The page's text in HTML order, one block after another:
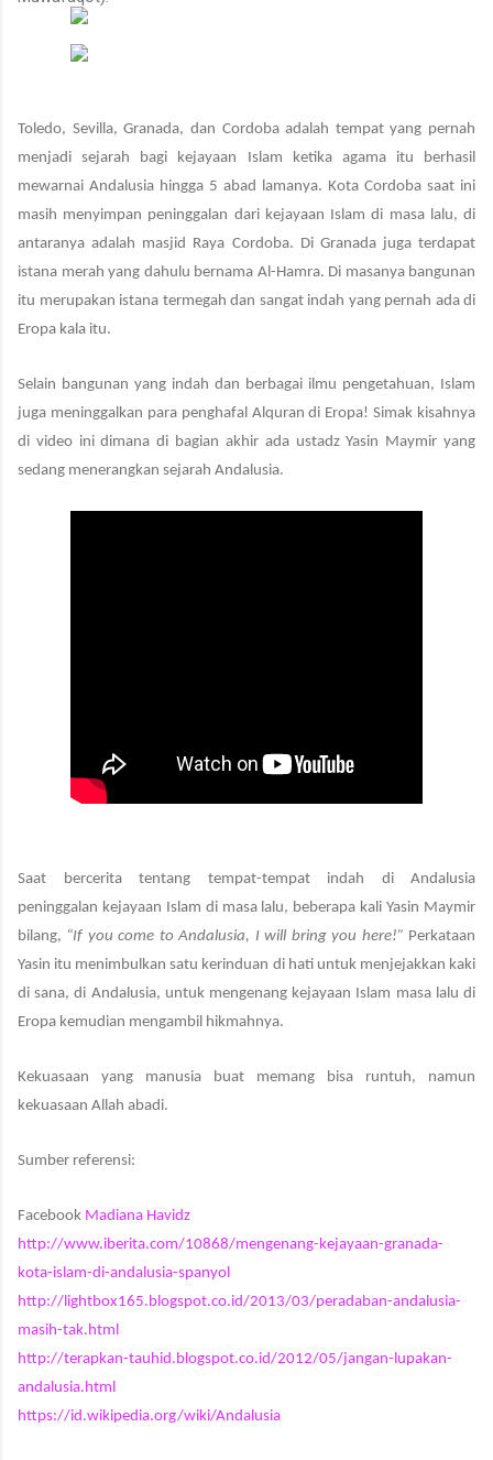
Toledo, Sevilla, Granada, dan Cordoba adalah tempat yang pernah
menjadi sejarah bagi kejayaan Islam ketika agama itu berhasil
mewarnai Andalusia hingga 5 abad lamanya. Kota Cordoba saat ini
masih menyimpan peninggalan dari kejayaan Islam di masa lalu, di
antaranya adalah masjid Raya Cordoba. Di Granada juga terdapat
istana merah yang dahulu bernama Al-Hamra. Di masanya bangunan
itu merupakan istana termegah dan sangat indah yang pernah ada di
Eropa kala itu.
Selain bangunan yang indah dan berbagai ilmu pengetahuan, Islam
juga meninggalkan para penghafal Alquran di Eropa! Simak kisahnya
di video ini dimana di bagian akhir ada ustadz Yasin Maymir yang
sedang menerangkan sejarah Andalusia.
Saat bercerita tentang tempat-tempat indah di Andalusia
peninggalan kejayaan Islam di masa lalu, beberapa kali Yasin Maymir
bilang, “If you come to Andalusia, I will bring you here!” Perkataan
Yasin itu menimbulkan satu kerinduan di hati untuk menjejakkan kaki
di sana, di Andalusia, untuk mengenang kejayaan Islam masa lalu di
Eropa kemudian mengambil hikmahnya.
Kekuasaan yang manusia buat memang bisa runtuh, namun
kekuasaan Allah abadi.
Sumber referensi:
Facebook Madiana Havidz
http://www.iberita.com/10868/mengenang-kejayaan-granada-
kota-islam-di-andalusia-spanyol
http://lightbox165.blogspot.co.id/2013/03/peradaban-andalusia-
masih-tak.html
http://terapkan-tauhid.blogspot.co.id/2012/05/jangan-lupakan-
andalusia.html
https://id.wikipedia.org/wiki/Andalusia